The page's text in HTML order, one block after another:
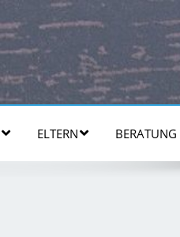
ELTERN BERATUNG